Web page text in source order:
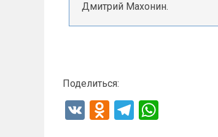
Дмитрий Махонин.
Поделиться:
V
O
T